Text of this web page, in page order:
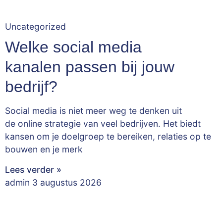
Uncategorized
Welke social media
kanalen passen bij jouw
bedrijf?
Social media is niet meer weg te denken uit
de online strategie van veel bedrijven. Het biedt
kansen om je doelgroep te bereiken, relaties op te
bouwen en je merk
Lees verder »
admin 3 augustus 2026